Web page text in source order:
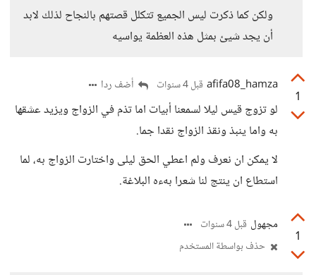
ولكن كما ذكرت ليس الجميع تتكلل قصتهم بالنجاح لذلك لابد
أن يجد شيئ بمثل هذه العظمة يواسيه
1
afifa08_hamza قبل 4 سنوات أضف ردا
لو تزوج قيس ليلا لسمعنا أبيات اما تذم في الزواج ويزيد عشقها
به واما ينبذ ونقذ الزواج نقدا جما.
لا يمكن ان نعرف ولم اعطي الحق ليلى واختارت الزواج به، لما
استطاع ان ينتج لنا شعرا بهءه البلاغة.
1
مجهول قبل 4 سنوات
حذف بواسطة المستخدم